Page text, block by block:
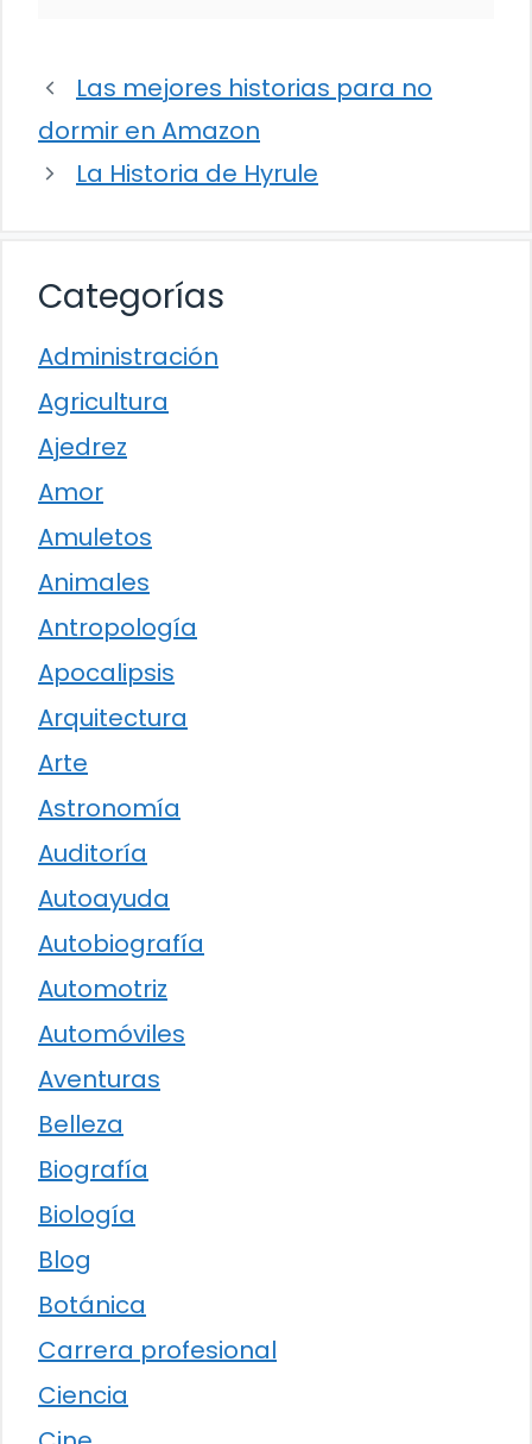
Las mejores historias para no
dormir en Amazon
La Historia de Hyrule
Categorías
Administración
Agricultura
Ajedrez
Amor
Amuletos
Animales
Antropología
Apocalipsis
Arquitectura
Arte
Astronomía
Auditoría
Autoayuda
Autobiografía
Automotriz
Automóviles
Aventuras
Belleza
Biografía
Biología
Blog
Botánica
Carrera profesional
Ciencia